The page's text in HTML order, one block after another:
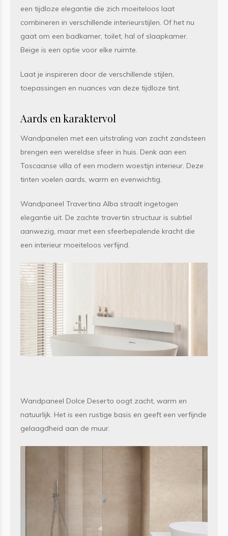
een tijdloze elegantie die zich moeiteloos laat
combineren in verschillende interieurstijlen. Of het nu
gaat om een badkamer, toilet, hal of slaapkamer.
Beige is een optie voor elke ruimte.
Laat je inspireren door de verschillende stijlen,
toepassingen en nuances van deze tijdloze tint.
Aards en karaktervol
Wandpanelen met een uitstraling van zacht zandsteen
brengen een wereldse sfeer in huis. Denk aan een
Toscaanse villa of een modern woestijn interieur. Deze
tinten voelen aards, warm en evenwichtig.
Wandpaneel Travertina Alba straalt ingetogen
elegantie uit. De zachte travertin structuur is subtiel
aanwezig, maar met een sfeerbepalende kracht die
een interieur moeiteloos verfijnd.
Wandpaneel Dolce Deserto oogt zacht, warm en
natuurlijk. Het is een rustige basis en geeft een verfijnde
gelaagdheid aan de muur.